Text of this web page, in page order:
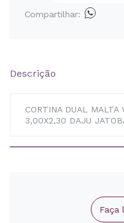
Compartilhar:
Descrição
CORTINA DUAL MALTA
3,00X2,30 DAJU
Faça